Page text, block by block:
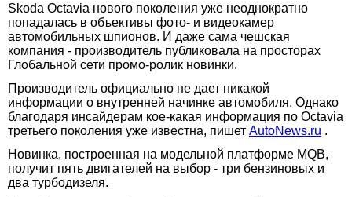
Skoda Octavia нового поколения уже неоднократно
попадалась в объективы фото- и видеокамер
автомобильных шпионов. И даже сама чешская
компания - производитель публиковала на просторах
Глобальной сети промо-ролик новинки.
Производитель официально не дает никакой
информации о внутренней начинке автомобиля. Однако
благодаря инсайдерам кое-какая информация по Octavia
третьего поколения уже известна, пишет AutoNews.ru .
Новинка, построенная на модельной платформе MQB,
получит пять двигателей на выбор - три бензиновых и
два турбодизеля.